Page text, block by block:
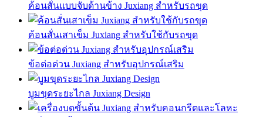
ค้อนสั่นแบบจับด้านข้าง Juxiang สำหรับรถขุด
ค้อนสั่นเสาเข็ม Juxiang สำหรับใช้กับรถขุด
ข้อต่อด่วน Juxiang สำหรับอุปกรณ์เสริม
บูมขุดระยะไกล Juxiang Design